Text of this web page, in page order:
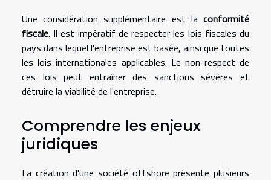
Une considération supplémentaire est la conformité
fiscale. Il est impératif de respecter les lois fiscales du
pays dans lequel l'entreprise est basée, ainsi que toutes
les lois internationales applicables. Le non-respect de
ces lois peut entraîner des sanctions sévères et
détruire la viabilité de l'entreprise.
Comprendre les enjeux
juridiques
La création d'une société offshore présente plusieurs